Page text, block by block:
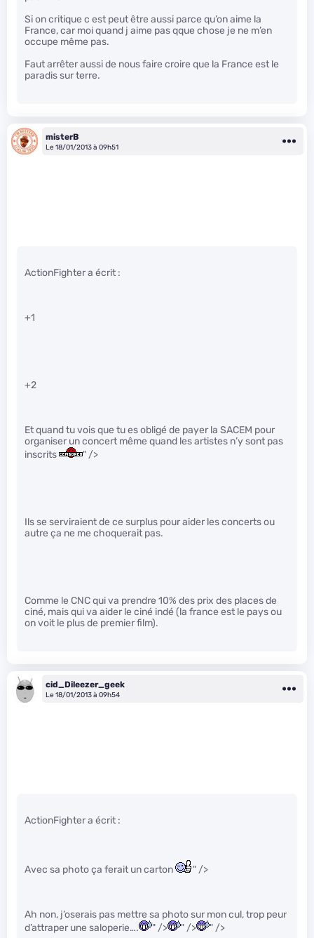
Si on critique c est peut être aussi parce qu’on aime la
France, car moi quand j aime pas qque chose je ne m’en
occupe même pas.
Faut arrêter aussi de nous faire croire que la France est le
paradis sur terre.
misterB
Le 18/01/2013 à 09h51
ActionFighter a écrit :
+1
+2
Et quand tu vois que tu es obligé de payer la SACEM pour
organiser un concert même quand les artistes n’y sont pas
inscrits
" />
Ils se serviraient de ce surplus pour aider les concerts ou
autre ça ne me choquerait pas.
Comme le CNC qui va prendre 10% des prix des places de
ciné, mais qui va aider le ciné indé (la france est le pays ou
on voit le plus de premier film).
cid_Dileezer_geek
Le 18/01/2013 à 09h54
ActionFighter a écrit :
Avec sa photo ça ferait un carton " />
Ah non, j’oserais pas mettre sa photo sur mon cul, trop peur
d’attraper une saloperie….
" /> " /> " />